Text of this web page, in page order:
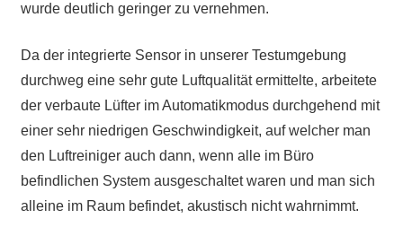
wurde deutlich geringer zu vernehmen.
Da der integrierte Sensor in unserer Testumgebung
durchweg eine sehr gute Luftqualität ermittelte, arbeitete
der verbaute Lüfter im Automatikmodus durchgehend mit
einer sehr niedrigen Geschwindigkeit, auf welcher man
den Luftreiniger auch dann, wenn alle im Büro
befindlichen System ausgeschaltet waren und man sich
alleine im Raum befindet, akustisch nicht wahrnimmt.